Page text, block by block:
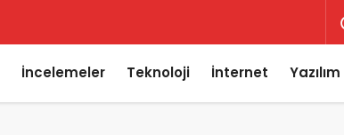
İncelemeler Teknoloji İnternet Yazılım